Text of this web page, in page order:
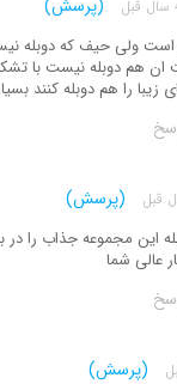
(پرسش)
ولی حیف که دوبله
هم دوبله نیست با تشکر
زیبا را هم دوبله کنند
(پرسش)
این مجموعه جذاب را در
عالی شما
(پرسش)